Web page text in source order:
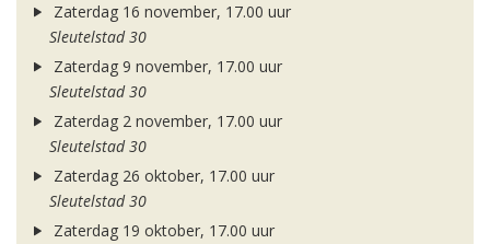
Zaterdag 16 november, 17.00 uur
Sleutelstad 30
Zaterdag 9 november, 17.00 uur
Sleutelstad 30
Zaterdag 2 november, 17.00 uur
Sleutelstad 30
Zaterdag 26 oktober, 17.00 uur
Sleutelstad 30
Zaterdag 19 oktober, 17.00 uur